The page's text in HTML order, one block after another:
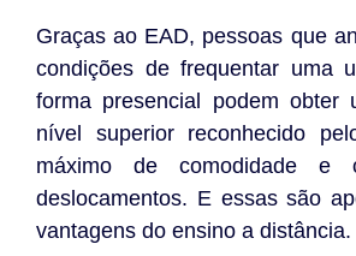
Graças ao EAD, pessoas que
condições de frequentar uma
forma presencial podem obter
nível superior reconhecido
máximo de comodidade e
deslocamentos. E essas são
vantagens do ensino a distância.